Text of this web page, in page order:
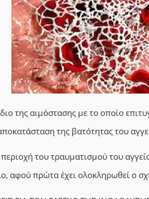
της αιμόστασης με το οποίο
της βατότητας του
του τραυματισμού του
αφού πρώτα έχει ολοκληρωθεί ο